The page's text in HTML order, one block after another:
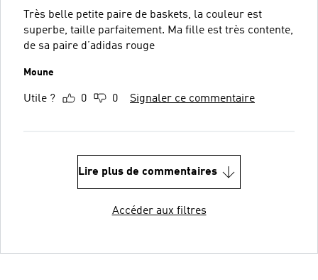
Très belle petite paire de baskets, la couleur est
superbe, taille parfaitement. Ma fille est très contente,
de sa paire d’adidas rouge
Moune
Utile ? 0 0 Signaler ce commentaire
Lire plus de commentaires
Accéder aux filtres